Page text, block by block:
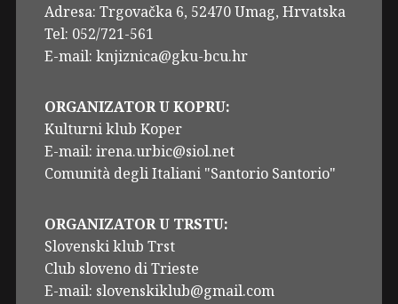
Adresa: Trgovačka 6, 52470 Umag, Hrvatska
Tel: 052/721-561
E-mail: knjiznica@gku-bcu.hr
ORGANIZATOR U KOPRU:
Kulturni klub Koper
E-mail: irena.urbic@siol.net
Comunità degli Italiani "Santorio Santorio"
ORGANIZATOR U TRSTU:
Slovenski klub Trst
Club sloveno di Trieste
E-mail: slovenskiklub@gmail.com